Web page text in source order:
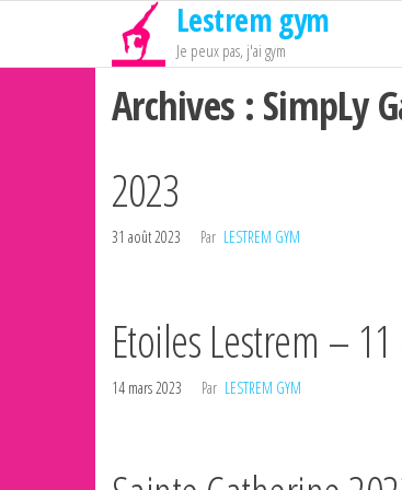
contenu
Lestrem gym
Je peux pas, j'ai gym
Archives : SimpLy
2023
31 août 2023 Par LESTREM GYM
Etoiles Lestrem –
14 mars 2023 Par LESTREM GYM